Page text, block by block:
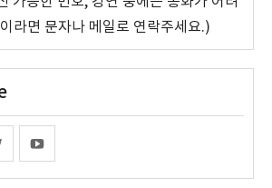
라면 문자나 메일로 연락주세요.)